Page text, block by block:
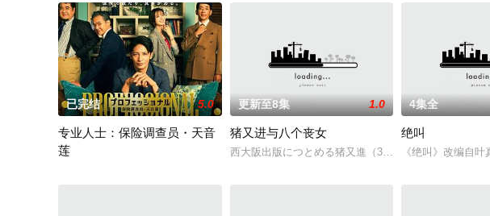
已完结 5.0
专业人士：保险调查员・天音
莲
更新至8集 1.0
猪又进与八个丧女
西大阪出版につとめる猪又進（38）は、ある日突然、
4集全
绝叫
《绝叫》改编自